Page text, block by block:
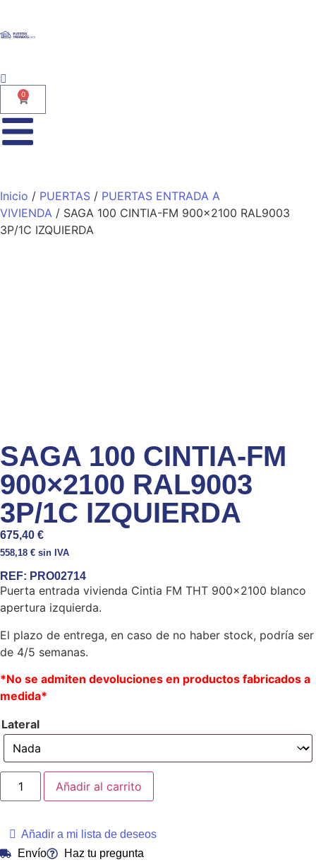
0
Inicio / PUERTAS / PUERTAS ENTRADA A
VIVIENDA / SAGA 100 CINTIA-FM 900×2100 RAL9003
3P/1C IZQUIERDA
SAGA 100 CINTIA-FM
900×2100 RAL9003
3P/1C IZQUIERDA
675,40 €
558,18 € sin IVA
REF: PRO02714
Puerta entrada vivienda Cintia FM THT 900×2100 blanco
apertura izquierda.
El plazo de entrega, en caso de no haber stock, podría ser
de 4/5 semanas.
*No se admiten devoluciones en productos fabricados a
medida*
Lateral
Añadir al carrito
Añadir a mi lista de deseos
Envío
Haz tu pregunta